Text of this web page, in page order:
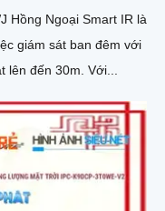
Hồng Ngoại Smart IR là
giám sát ban đêm với
công nghệ Hồng Ngoại có tầm quan sát lên đến 30m. Với...